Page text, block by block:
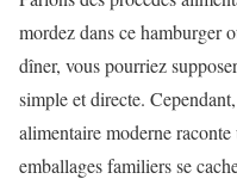
mordez dans ce hamburger
dîner, vous pourriez
simple et directe.
alimentaire moderne
emballages familiers se